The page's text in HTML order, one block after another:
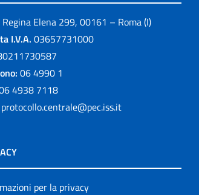
Elena 299, 00161 – Roma (I)
I.V.A. 03657731000
06 4990 1
4938 7118
protocollo.centrale@pec.iss.it
per la privacy